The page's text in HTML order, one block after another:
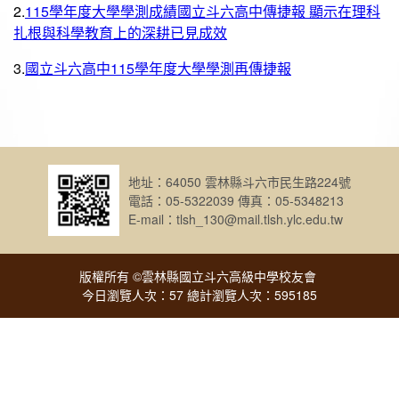
2.115學年度大學學測成績國立斗六高中傳捷報 顯示在理科
扎根與科學教育上的深耕已見成效
3.國立斗六高中115學年度大學學測再傳捷報
地址：64050 雲林縣斗六市民生路224號
電話：05-5322039 傳真：05-5348213
E-mail：tlsh_130@mail.tlsh.ylc.edu.tw
版權所有 ©雲林縣國立斗六高級中學校友會
今日瀏覽人次：57 總計瀏覽人次：595185